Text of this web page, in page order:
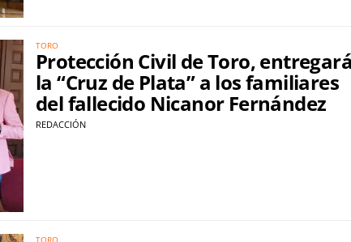
TORO
Protección Civil de Toro,
la “Cruz de Plata” a los familiares
del fallecido Nicanor Fernández
REDACCIÓN
TORO